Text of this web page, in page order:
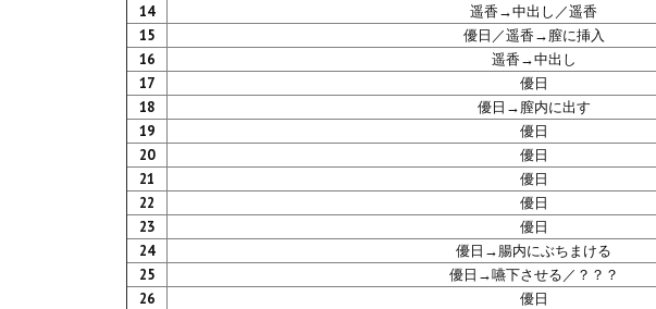
14
遥香→中出し／遥香
15
優日／遥香→膣に挿入
16
遥香→中出し
17
優日
18
優日→膣内に出す
19
優日
20
優日
21
優日
22
優日
23
優日
24
優日→腸内にぶちまける
25
優日→嚥下させる／？？？
26
優日